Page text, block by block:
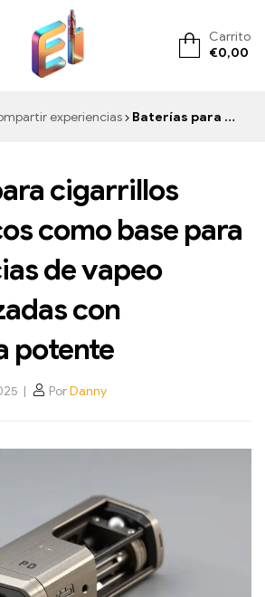
ElementVape.de
Carrito
€0,00
experiencias Baterías para cigarrillos electrónicos como base para experiencias de vapeo personalizadas con tecnología potente
cigarrillos
como base para
de vapeo
con
potente
PorDanny